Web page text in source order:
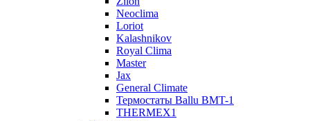
Neoclima
Loriot
Kalashnikov
Royal Clima
Master
Jax
General Climate
Термостаты Ballu BMT-1
THERMEX1